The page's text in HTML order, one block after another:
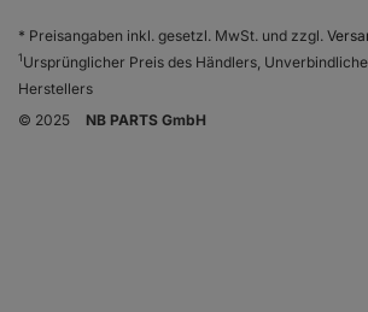
* Preisangaben inkl. gesetzl. MwSt. und zzgl.
1Ursprünglicher Preis des Händlers,
Herstellers
© 2025
NB PARTS GmbH